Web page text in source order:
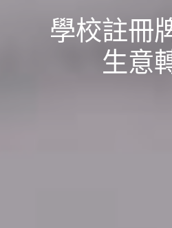
學校註冊
生意